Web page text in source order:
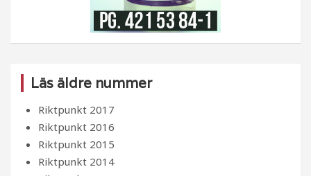
Läs äldre nummer
Riktpunkt 2017
Riktpunkt 2016
Riktpunkt 2015
Riktpunkt 2014